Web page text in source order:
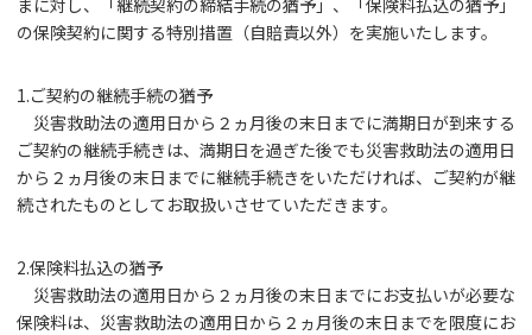
まに対し、「継続契約の締結手続の猶予」、「保険料払込の猶予」
の保険契約に関する特別措置（自賠責以外）を実施いたします。
1.ご契約の継続手続の猶予
災害救助法の適用日から２ヵ月後の末日までに満期日が到来する
ご契約の継続手続きは、満期日を過ぎた後でも災害救助法の適用日
から２ヵ月後の末日までに継続手続きをいただければ、ご契約が継
続されたものとしてお取扱いさせていただきます。
2.保険料払込の猶予
災害救助法の適用日から２ヵ月後の末日までにお支払いが必要な
保険料は、災害救助法の適用日から２ヵ月後の末日までを限度にお